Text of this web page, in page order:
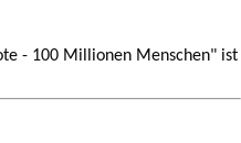
- 100 Millionen Menschen" ist